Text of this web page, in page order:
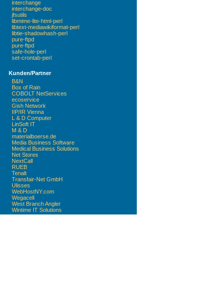
interchange
interchange-doc
jfsutils
libmime-lite-html-perl
libtext-mediawikiformat-perl
libtie-shadowhash-perl
pure-ftpd
pure-ftpd
safe-hole-perl
set-crontab-perl
Kunden/Partner
B&N
Box of Rain
COBOLT NetServices
ecoservice
Gish Network
IIP/IR Vienna
L & D Computer
LinSoft IT
M & D
materialboerse.de
Media Business Software
Medical Business Solutions
Net Stores
NextCall
RUEB
Tenalt
Transfair-Net GmbH
Ulisses
WebHostNY.com
Wegacell
West Branch Angler
Wintime IT Solutions